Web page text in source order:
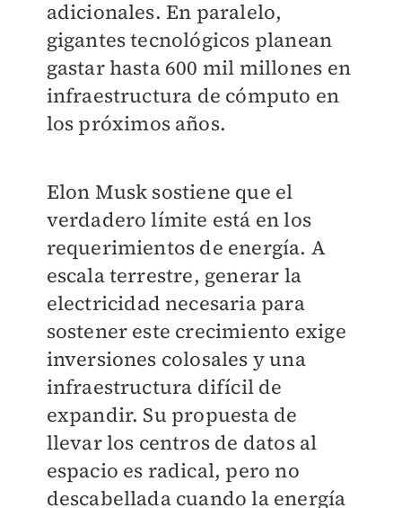
adicionales. En paralelo,
gigantes tecnológicos planean
gastar hasta 600 mil millones en
infraestructura de cómputo en
los próximos años.
Elon Musk sostiene que el
verdadero límite está en los
requerimientos de energía. A
escala terrestre, generar la
electricidad necesaria para
sostener este crecimiento exige
inversiones colosales y una
infraestructura difícil de
expandir. Su propuesta de
llevar los centros de datos al
espacio es radical, pero no
descabellada cuando la energía